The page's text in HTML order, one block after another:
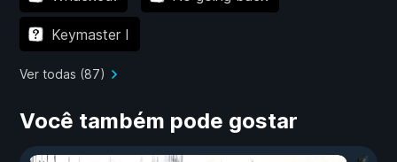
Keymaster I
Ver todas (87)
Você também pode gostar